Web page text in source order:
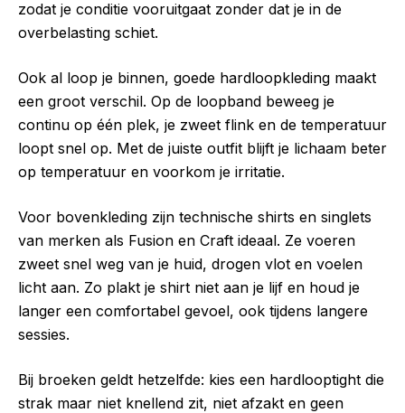
zodat je conditie vooruitgaat zonder dat je in de
overbelasting schiet.
Ook al loop je binnen, goede hardloopkleding maakt
een groot verschil. Op de loopband beweeg je
continu op één plek, je zweet flink en de temperatuur
loopt snel op. Met de juiste outfit blijft je lichaam beter
op temperatuur en voorkom je irritatie.
Voor bovenkleding zijn technische shirts en singlets
van merken als Fusion en Craft ideaal. Ze voeren
zweet snel weg van je huid, drogen vlot en voelen
licht aan. Zo plakt je shirt niet aan je lijf en houd je
langer een comfortabel gevoel, ook tijdens langere
sessies.
Bij broeken geldt hetzelfde: kies een hardlooptight die
strak maar niet knellend zit, niet afzakt en geen